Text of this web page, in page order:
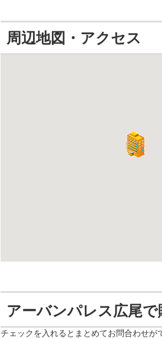
周辺地図・アクセス
アーバンパレス広尾
チェックを入れるとまとめてお問合わせが